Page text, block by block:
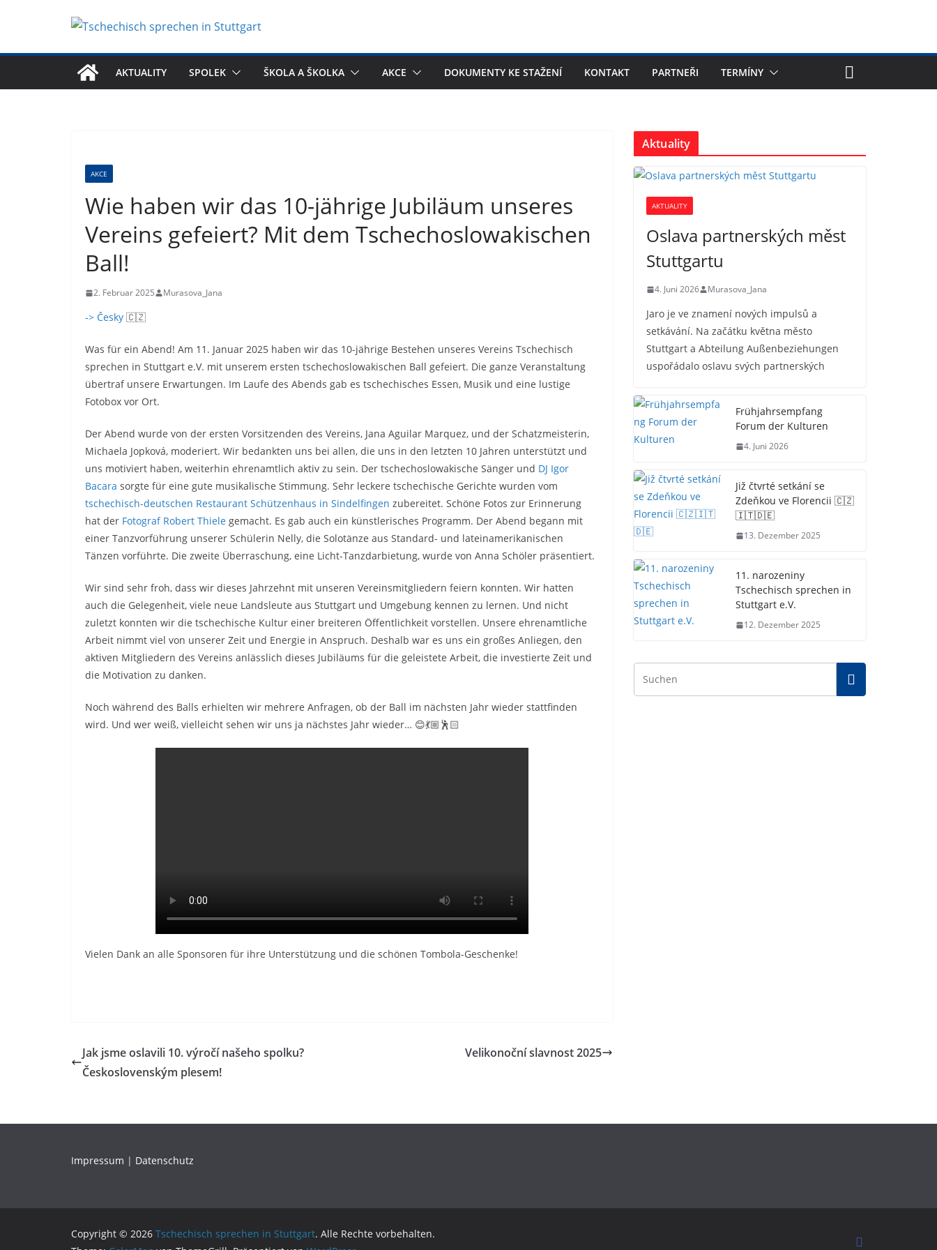
AKTUALITY SPOLEK ŠKOLA A ŠKOLKA AKCE DOKUMENTY KE STAŽENÍ KONTAKT PARTNEŘI TERMÍNY
AKCE
Wie haben wir das 10-jährige Jubiläum unseres
Vereins gefeiert? Mit dem Tschechoslowakischen
Ball!
2. Februar 2025 Murasova_Jana
-> Česky 🇨🇿
Was für ein Abend! Am 11. Januar 2025 haben wir das 10-jährige Bestehen unseres Vereins Tschechisch
sprechen in Stuttgart e.V. mit unserem ersten tschechoslowakischen Ball gefeiert. Die ganze Veranstaltung
übertraf unsere Erwartungen. Im Laufe des Abends gab es tschechisches Essen, Musik und eine lustige
Fotobox vor Ort.
Der Abend wurde von der ersten Vorsitzenden des Vereins, Jana Aguilar Marquez, und der Schatzmeisterin,
Michaela Jopková, moderiert. Wir bedankten uns bei allen, die uns in den letzten 10 Jahren unterstützt und
uns motiviert haben, weiterhin ehrenamtlich aktiv zu sein. Der tschechoslowakische Sänger und DJ Igor
Bacara sorgte für eine gute musikalische Stimmung. Sehr leckere tschechische Gerichte wurden vom
tschechisch-deutschen Restaurant Schützenhaus in Sindelfingen zubereitet. Schöne Fotos zur Erinnerung
hat der Fotograf Robert Thiele gemacht. Es gab auch ein künstlerisches Programm. Der Abend begann mit
einer Tanzvorführung unserer Schülerin Nelly, die Solotänze aus Standard- und lateinamerikanischen
Tänzen vorführte. Die zweite Überraschung, eine Licht-Tanzdarbietung, wurde von Anna Schöler präsentiert.
Wir sind sehr froh, dass wir dieses Jahrzehnt mit unseren Vereinsmitgliedern feiern konnten. Wir hatten
auch die Gelegenheit, viele neue Landsleute aus Stuttgart und Umgebung kennen zu lernen. Und nicht
zuletzt konnten wir die tschechische Kultur einer breiteren Öffentlichkeit vorstellen. Unsere ehrenamtliche
Arbeit nimmt viel von unserer Zeit und Energie in Anspruch. Deshalb war es uns ein großes Anliegen, den
aktiven Mitgliedern des Vereins anlässlich dieses Jubiläums für die geleistete Arbeit, die investierte Zeit und
die Motivation zu danken.
Noch während des Balls erhielten wir mehrere Anfragen, ob der Ball im nächsten Jahr wieder stattfinden
wird. Und wer weiß, vielleicht sehen wir uns ja nächstes Jahr wieder… 😊💃🏼🕺🏻
Vielen Dank an alle Sponsoren für ihre Unterstützung und die schönen Tombola-Geschenke!
Jak jsme oslavili 10. výročí našeho spolku?
Československým plesem!
Velikonoční slavnost 2025
Aktuality
AKTUALITY
Oslava partnerských měst
Stuttgartu
4. Juni 2026 Murasova_Jana
Jaro je ve znamení nových impulsů a
setkávání. Na začátku května město
Stuttgart a Abteilung Außenbeziehungen
uspořádalo oslavu svých partnerských
Frühjahrsempfang
Forum der Kulturen
4. Juni 2026
Již čtvrté setkání se
Zdeňkou ve Florencii 🇨🇿
🇮🇹🇩🇪
13. Dezember 2025
11. narozeniny
Tschechisch sprechen in
Stuttgart e.V.
12. Dezember 2025
Impressum | Datenschutz
Copyright © 2026 Tschechisch sprechen in Stuttgart. Alle Rechte vorbehalten.